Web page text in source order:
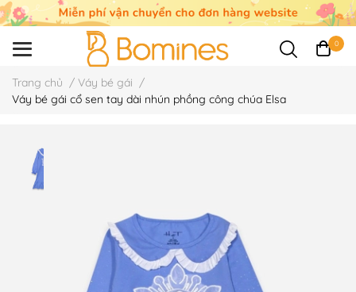
0
Trang chủ / Váy bé gái /
Váy bé gái cổ sen tay dài nhún phồng công chúa Elsa